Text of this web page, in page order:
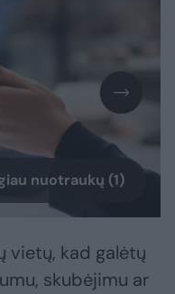
nuotraukų (1)
vietų, kad galėtų
skubėjimu ar